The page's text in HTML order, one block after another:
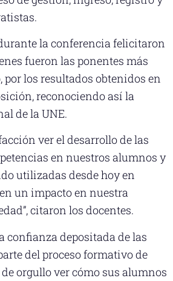
la conferencia felicitaron
fueron las ponentes más
por los resultados obtenidos en
reconociendo así la
de la UNE.
ver el desarrollo de las
en nuestros alumnos y
utilizadas desde hoy en
un impacto en nuestra
citaron los docentes.
confianza depositada de las
del proceso formativo de
orgullo ver cómo sus alumnos